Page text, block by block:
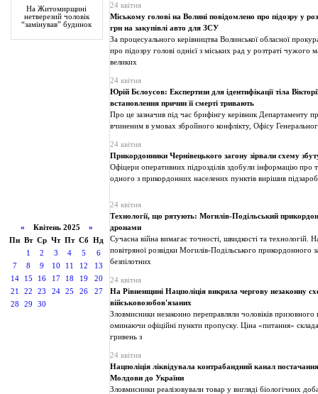
На Житомирщині
нетверезий чоловік
“замінував” будинок
« Квітень 2025 »
Пн Вт Ср Чт Пт Сб Нд
1
2 3 4 5
6
7
8 9 10 11 12
13
14
15 16 17 18 19
20
21
22 23 24 25 26
27
28
29 30
24 квітня
Міському голові на Волині повідомлено про підозру у
грн на закупівлі авто для ЗСУ
За процесуального керівництва Волинської обласної
про підозру голові однієї з міських рад у розтраті чужого
великих
24 квітня
Юрій Бєлоусов: Експертизи для ідентифікації тіла
встановлення причин її смерті тривають
Про це зазначив під час брифінгу керівник Департаменту
вчиненим в умовах збройного конфлікту, Офісу
24 квітня
Прикордонники Чернівецького загону зірвали схему
Офіцери оперативних підрозділів здобули інформацію про
одного з прикордонних населених пунктів вирішив
24 квітня
Технології, що рятують: Могилів-Подільський
дронами
Сучасна війна вимагає точності, швидкості та технологій.
повітряної розвідки Могилів-Подільського прикордонного
безпілотних
24 квітня
На Рівненщині Нацполіція викрила чергову незаконну
військовозобов'язаних
Зловмисники незаконно переправляли чоловіків призовного
оминаючи офіційні пункти пропуску. Ціна «питання»
гривень з
24 квітня
Нацполіція ліквідувала контрабандний канал постачання
Молдови до України
Зловмисники реалізовували товар у вигляді біологічних